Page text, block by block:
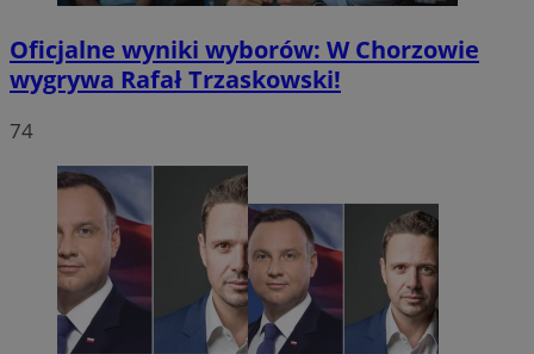
Oficjalne wyniki wyborów: W Chorzowie
wygrywa Rafał Trzaskowski!
74